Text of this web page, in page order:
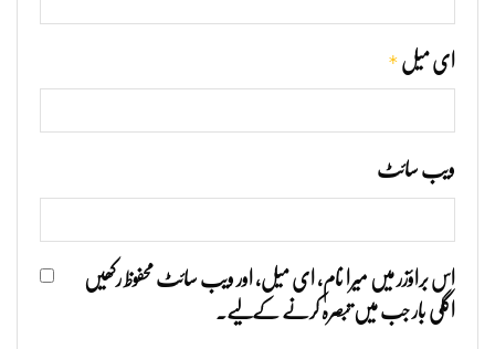
ای میل *
ویب‌ سائٹ
اس براؤزر میں میرا نام، ای میل، اور ویب سائٹ محفوظ رکھیں
اگلی بار جب میں تبصرہ کرنے کےلیے۔